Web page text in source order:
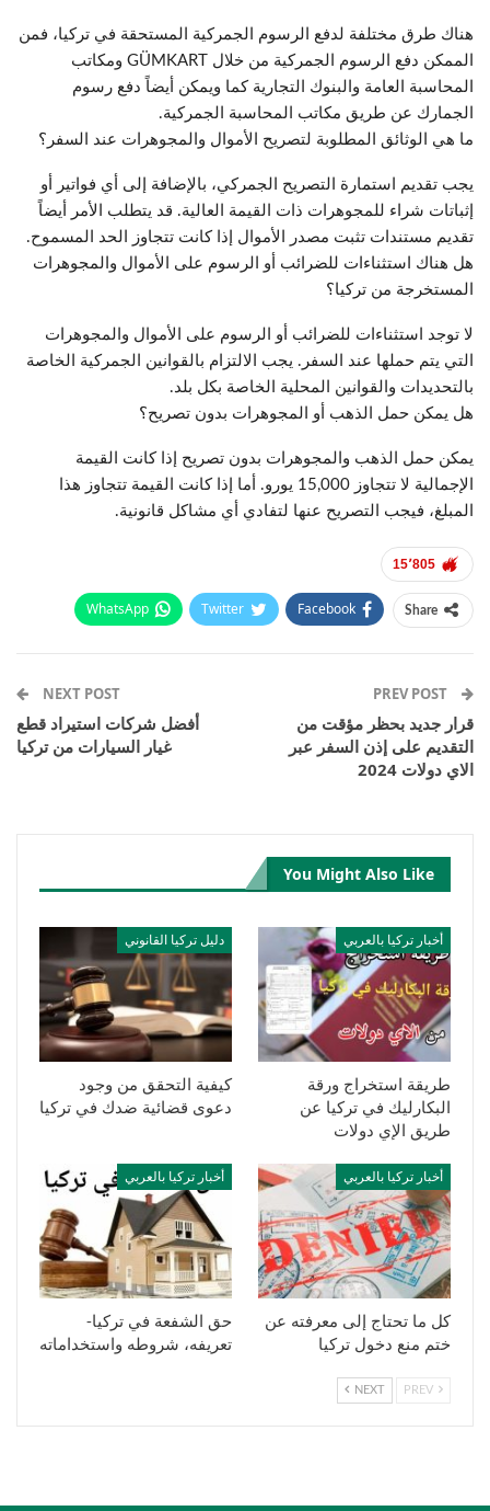
هناك طرق مختلفة لدفع الرسوم الجمركية المستحقة في تركيا، فمن
الممكن دفع الرسوم الجمركية من خلال GÜMKART ومكاتب
المحاسبة العامة والبنوك التجارية كما ويمكن أيضاً دفع رسوم
الجمارك عن طريق مكاتب المحاسبة الجمركية.
ما هي الوثائق المطلوبة لتصريح الأموال والمجوهرات عند السفر؟
يجب تقديم استمارة التصريح الجمركي، بالإضافة إلى أي فواتير أو
إثباتات شراء للمجوهرات ذات القيمة العالية. قد يتطلب الأمر أيضاً
تقديم مستندات تثبت مصدر الأموال إذا كانت تتجاوز الحد المسموح.
هل هناك استثناءات للضرائب أو الرسوم على الأموال والمجوهرات
المستخرجة من تركيا؟
لا توجد استثناءات للضرائب أو الرسوم على الأموال والمجوهرات
التي يتم حملها عند السفر. يجب الالتزام بالقوانين الجمركية الخاصة
بالتحديدات والقوانين المحلية الخاصة بكل بلد.
هل يمكن حمل الذهب أو المجوهرات بدون تصريح؟
يمكن حمل الذهب والمجوهرات بدون تصريح إذا كانت القيمة
الإجمالية لا تتجاوز 15,000 يورو. أما إذا كانت القيمة تتجاوز هذا
المبلغ، فيجب التصريح عنها لتفادي أي مشاكل قانونية.
15٬805
Share
Facebook
Twitter
WhatsApp
قرار جديد بحظر مؤقت من
التقديم على إذن السفر عبر
الاي دولات 2024
NEXT POST
أفضل شركات استيراد قطع
غيار السيارات من تركيا
You Might Also Like
أخبار تركيا بالعربي
طريقة استخراج ورقة
البكارليك في تركيا عن
طريق الإي دولات
دليل تركيا القانوني
كيفية التحقق من وجود
دعوى قضائية ضدك في تركيا
أخبار تركيا بالعربي
كل ما تحتاج إلى معرفته عن
ختم منع دخول تركيا
أخبار تركيا بالعربي
حق الشفعة في تركيا-
تعريفه، شروطه واستخداماته
NEXT